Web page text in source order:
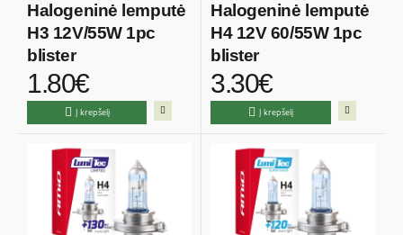
Halogeninė lemputė
H3 12V/55W 1pc
blister
1.80€
Į krepšelį
Halogeninė lemputė
H4 12V 60/55W 1pc
blister
3.30€
Į krepšelį